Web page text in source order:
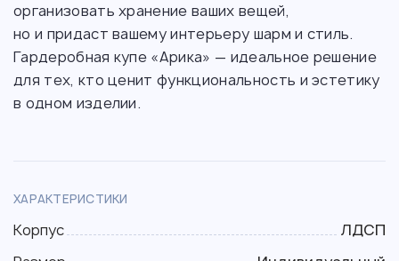
организовать хранение ваших вещей,
но и придаст вашему интерьеру шарм и стиль.
Гардеробная купе «Арика» — идеальное решение
для тех, кто ценит функциональность и эстетику
в одном изделии.
ХАРАКТЕРИСТИКИ
Корпус
ЛДСП